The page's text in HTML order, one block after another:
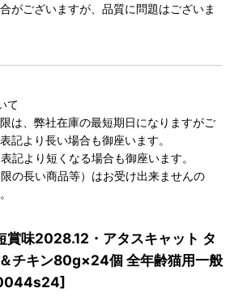
がございますが、品質に問題はございま
て
は、弊社在庫の最短期日になりますがご
記より長い場合も御座います。
記より短くなる場合も御座います。
の長い商品等）はお受け出来ませんの
味2028.12・アタスキャット タ
チキン80g×24個 全年齢猫用一般
]